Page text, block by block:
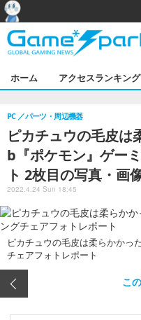
ホーム アクセスランキング
ピカチュウの毛皮
b『ポケモン』ゲー
ト 2枚目の写真・画
PC パーツ・周辺機器
2022.4.24 Sun 18:45
ピカチュウの毛皮は柔らかかっ
チェアフォトレポート
こ